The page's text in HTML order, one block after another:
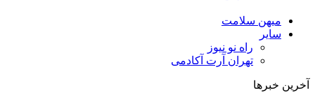
میهن سلامت
سایر
راه نو نیوز
تهران آرت آکادمی
آخرین خبرها